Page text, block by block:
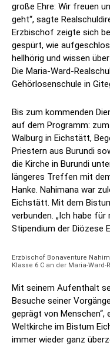
große Ehre: Wir freuen
geht“, sagte
Erzbischof zeigte sich
gespürt, wie
hellhörig und wissen
Die Maria-Ward-
Gehörlosenschule in
Bis zum kommenden
auf dem Programm:
Walburg in Eichstätt,
Priestern aus Burundi
die Kirche in Burundi
längeres Treffen mit
Hanke. Nahimana war
Eichstätt. Mit dem
verbunden. „Ich habe
Stipendium der Diözese
Erzbischof Bonaventure
Klasse 6 C an der Maria-
Mit seinem Aufenthalt
Besuche seiner
geprägt von
Weltkirche im Bistum
immer wieder ganz